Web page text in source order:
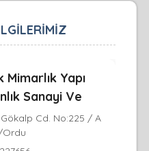
Yapı
Sanayi Ve
Cd. No:225 / A
Ordu